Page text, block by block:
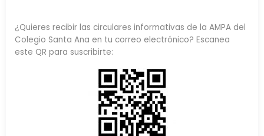
¿Quieres recibir las circulares informativas de la AMPA del
Colegio Santa Ana en tu correo electrónico? Escanea
este QR para suscribirte: